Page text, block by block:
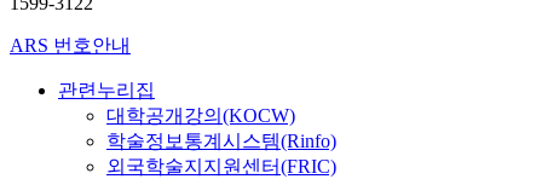
ARS 번호안내
관련누리집
대학공개강의(KOCW)
학술정보통계시스템(Rinfo)
외국학술지지원센터(FRIC)